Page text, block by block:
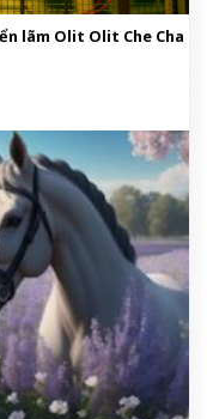
lãm Olit Olit Che Cha